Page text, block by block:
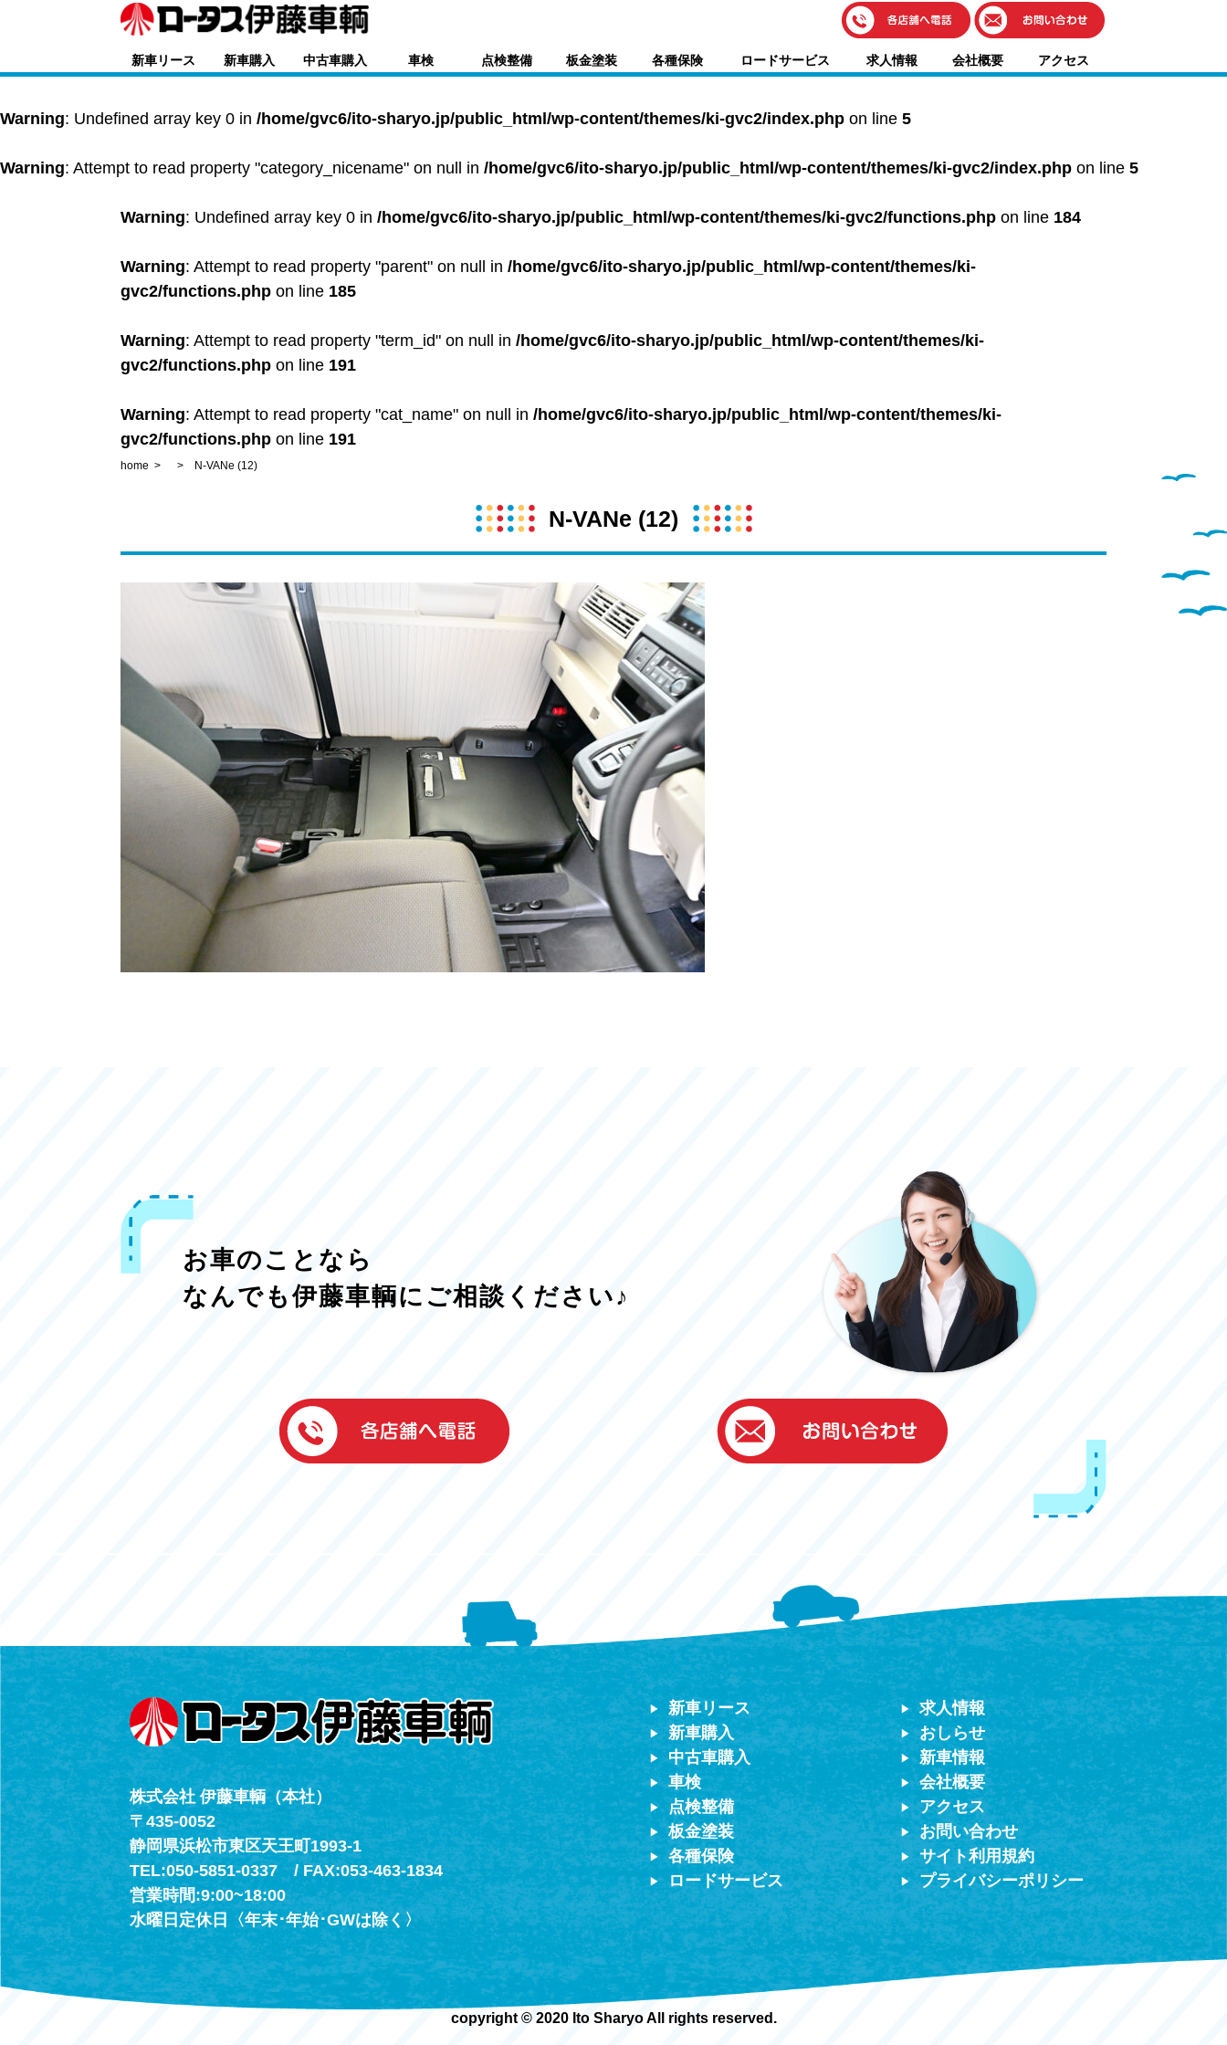
伊藤車輌（本社）
050-5851-0337
050-5851-0338
レスキューセンター
（年中無休24h対応）
新車リース 新車購入 中古車購入 車検 点検整備 板金塗装 各種保険 ロードサービス 求人情報 会社概要 アクセス
Warning: Undefined array key 0 in /home/gvc6/ito-sharyo.jp/public_html/wp-content/themes/ki-gvc2/index.php on line 5
Warning: Attempt to read property "category_nicename" on null in /home/gvc6/ito-sharyo.jp/public_html/wp-content/themes/ki-gvc2/index.php on line 5
Warning: Undefined array key 0 in /home/gvc6/ito-sharyo.jp/public_html/wp-content/themes/ki-gvc2/functions.php on line 184
Warning: Attempt to read property "parent" on null in /home/gvc6/ito-sharyo.jp/public_html/wp-content/themes/ki-
gvc2/functions.php on line 185
Warning: Attempt to read property "term_id" on null in /home/gvc6/ito-sharyo.jp/public_html/wp-content/themes/ki-
gvc2/functions.php on line 191
Warning: Attempt to read property "cat_name" on null in /home/gvc6/ito-sharyo.jp/public_html/wp-content/themes/ki-
gvc2/functions.php on line 191
home N-VANe (12)
N-VANe (12)
お車のことなら
なんでも伊藤車輌にご相談ください♪
伊藤車輌（本社）
050-5851-0337
株式会社 伊藤車輌（本社）
〒435-0052
静岡県浜松市東区天王町1993-1
TEL:050-5851-0337 / FAX:053-463-1834
営業時間:9:00~18:00
水曜日定休日〈年末･年始･GWは除く〉
新車リース
新車購入
中古車購入
車検
点検整備
板金塗装
各種保険
ロードサービス
求人情報
おしらせ
新車情報
会社概要
アクセス
お問い合わせ
サイト利用規約
プライバシーポリシー
copyright © 2020 Ito Sharyo All rights reserved.